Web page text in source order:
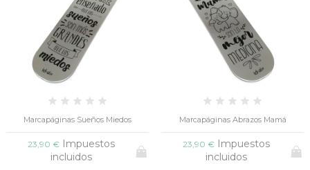
Marcapáginas Sueños Miedos
23,90 € Impuestos
incluidos
Marcapáginas Abrazos Mamá
23,90 € Impuestos
incluidos